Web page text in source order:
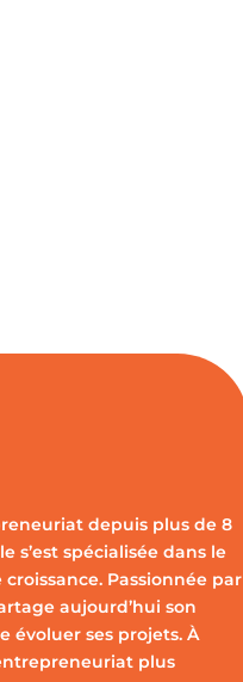
depuis plus de 8
s’est spécialisée dans le
Passionnée par
aujourd’hui son
évoluer ses projets. À
plus